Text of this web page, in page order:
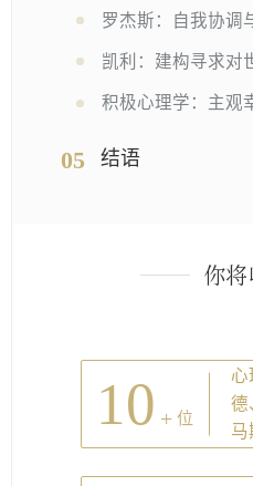
罗杰斯：自我协调
凯利：建构寻求对
积极心理学：主观
05 结语
你
10 + 位
心
德
马